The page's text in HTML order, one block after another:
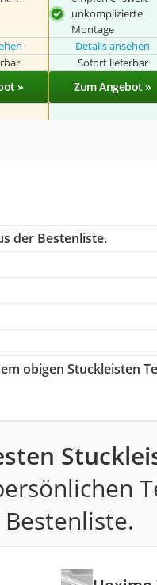
unkomplizierte
Montage
Details ansehen
Sofort lieferbar
» Zum Angebot »
der Bestenliste.
obigen Stuckleisten
Bestenliste.